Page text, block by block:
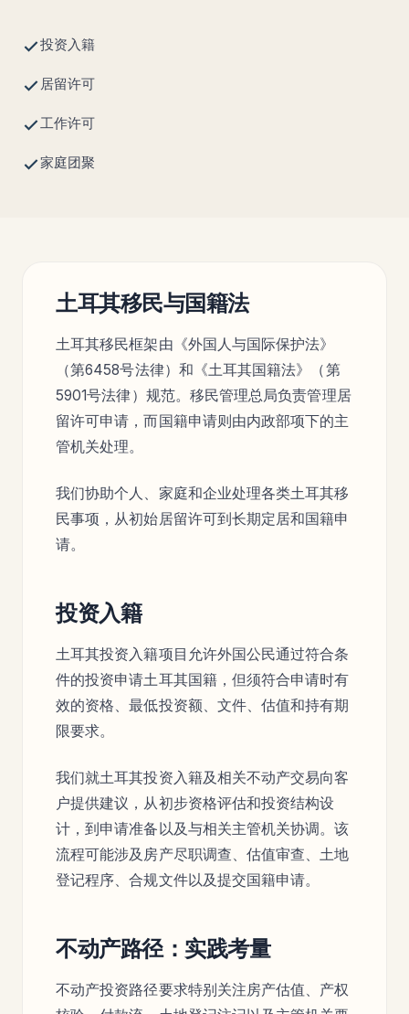
投资入籍
居留许可
工作许可
家庭团聚
土耳其移民与国籍法
土耳其移民框架由《外国人与国际保护法》
（第6458号法律）和《土耳其国籍法》（第
5901号法律）规范。移民管理总局负责管理居
留许可申请，而国籍申请则由内政部项下的主
管机关处理。
我们协助个人、家庭和企业处理各类土耳其移
民事项，从初始居留许可到长期定居和国籍申
请。
投资入籍
土耳其投资入籍项目允许外国公民通过符合条
件的投资申请土耳其国籍，但须符合申请时有
效的资格、最低投资额、文件、估值和持有期
限要求。
我们就土耳其投资入籍及相关不动产交易向客
户提供建议，从初步资格评估和投资结构设
计，到申请准备以及与相关主管机关协调。该
流程可能涉及房产尽职调查、估值审查、土地
登记程序、合规文件以及提交国籍申请。
不动产路径：实践考量
不动产投资路径要求特别关注房产估值、产权